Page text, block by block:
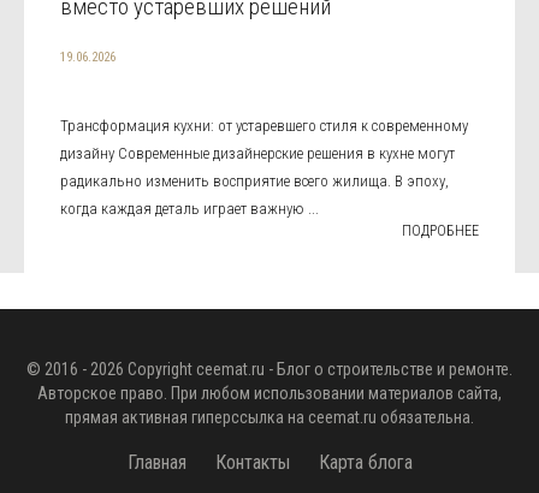
вместо устаревших решений
19.06.2026
Трансформация кухни: от устаревшего стиля к современному
дизайну Современные дизайнерские решения в кухне могут
радикально изменить восприятие всего жилища. В эпоху,
когда каждая деталь играет важную ...
ПОДРОБНЕЕ
© 2016 - 2026 Copyright ceemat.ru - Блог о строительстве и ремонте.
Авторское право. При любом использовании материалов сайта,
прямая активная гиперссылка на ceemat.ru обязательна.
Главная Контакты Карта блога